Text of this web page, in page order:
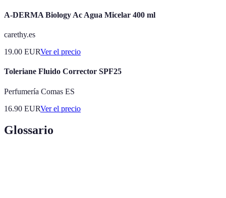
A-DERMA Biology Ac Agua Micelar 400 ml
carethy.es
19.00 EURVer el precio
Toleriane Fluido Corrector SPF25
Perfumería Comas ES
16.90 EURVer el precio
Glossario